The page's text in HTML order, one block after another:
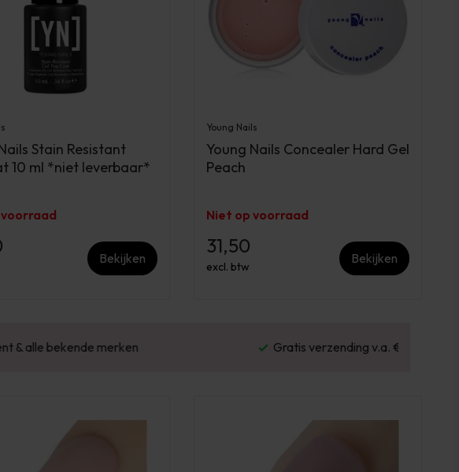
Stain Resistant
10 ml *niet leverbaar*
Bekijken
Young Nails
Young Nails Concealer Hard Gel
Peach
Niet op voorraad
31,50
excl. btw
Bekijken
Gratis verzending v.a. €100 excl. BTW